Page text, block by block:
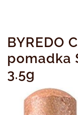
BYREDO
pomadka
3.5g